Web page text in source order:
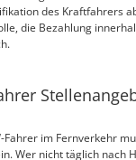
des Kraftfahrers
die Bezahlung
Fahrer im Fernverkehr
Wer nicht täglich nach